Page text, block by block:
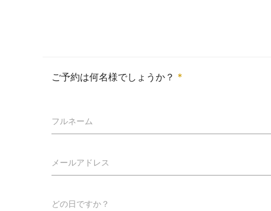
ご予約は何名様でしょうか？ *
フルネーム
メールアドレス
どの日ですか？